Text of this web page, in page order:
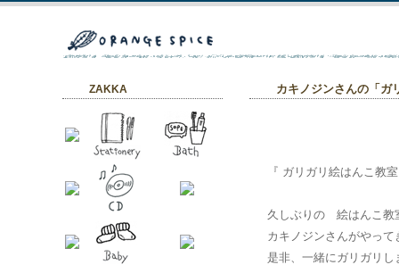
ZAKKA カキノジンさんの「ガ
『 ガリガリ絵はんこ教
久しぶりの 絵はんこ教
カキノジンさんがやって
是非、一緒にガリガリし